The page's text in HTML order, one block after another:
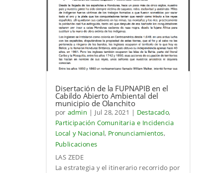
Disertación de la FUPNAPIB en el
Cabildo Abierto Ambiental del
municipio de Olanchito
por admin | Jul 28, 2021 | Destacado,
Participación Comunitaria e Incidencia
Local y Nacional, Pronunciamientos,
Publicaciones
LAS ZEDE
La estrategia y el itinerario recorrido por